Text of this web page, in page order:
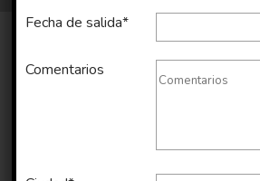
en Gràcia de
Fecha de salida*
Comentarios